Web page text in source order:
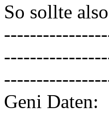
So sollte
Geni Daten: